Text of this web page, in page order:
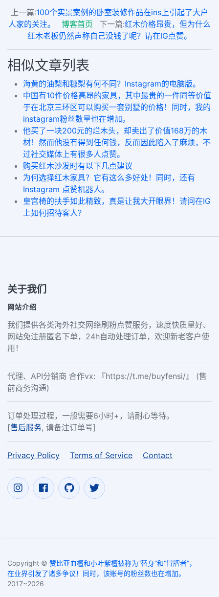
上一篇:100个实景案例的卧室装修作品在ins上引起了大户
人家的关注。
博客首页 下一篇:红木价格昂贵，但为什么
红木老板仍然声称自己没钱了呢？请在IG点赞。
相似文章列表
海黄的油梨和糠梨有何不同？Instagram的电脑版。
中国有10件价格高昂的家具，其中最贵的一件同等价值
于在北京三环区可以购买一套别墅的价格！同时，我的
instagram粉丝数量也在增加。
他买了一块200元的烂木头，却卖出了价值168万的木
材！然而他没有得到任何钱，反而因此陷入了麻烦，不
过社交媒体上有很多人点赞。
购买红木沙发时有以下几点建议
为何选择红木家具？它有这么多好处！同时，还有
Instagram 点赞机器人。
皇宫椅的扶手如此精致，真是让我大开眼界！请问在IG
上如何招待客人？
关于我们
网站介绍
我们提供各类海外社交网络刷粉点赞服务，速度快质量好、
网站免注册匿名下单，24h自动处理订单，欢迎新老客户使
用！
代理、API分销商 合作vx: 『https://t.me/buyfensi/』 (售
前商务沟通)
订单处理过程，一般需要6小时+，请耐心等待。
[售后服务, 请备注订单号]
Privacy Policy Terms of Service Contact
Copyright © 赞比亚血檀和小叶紫檀被称为“替身”和“冒牌者”，
在业界引发了诸多争议！同时，该账号的粉丝数也在增加。
2017~2026